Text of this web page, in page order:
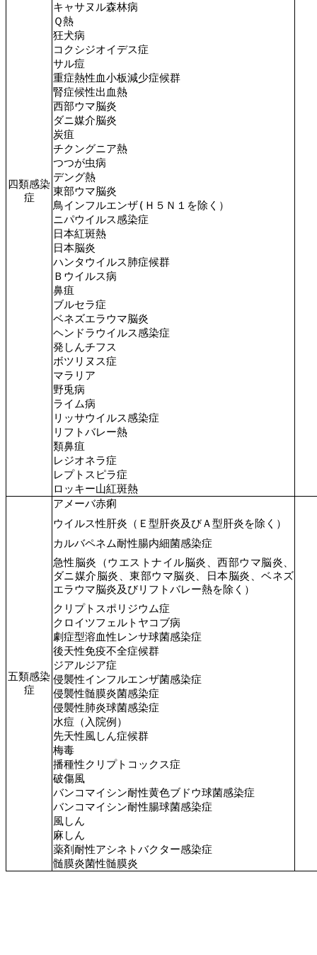
四類感染
症
キャサヌル森林病
Ｑ熱
狂犬病
コクシジオイデス症
サル痘
重症熱性血小板減少症候群
腎症候性出血熱
西部ウマ脳炎
ダニ媒介脳炎
炭疽
チクングニア熱
つつが虫病
デング熱
東部ウマ脳炎
鳥インフルエンザ(Ｈ５Ｎ１を除く）
ニパウイルス感染症
日本紅斑熱
日本脳炎
ハンタウイルス肺症候群
Ｂウイルス病
鼻疽
ブルセラ症
ベネズエラウマ脳炎
ヘンドラウイルス感染症
発しんチフス
ボツリヌス症
マラリア
野兎病
ライム病
リッサウイルス感染症
リフトバレー熱
類鼻疽
レジオネラ症
レプトスピラ症
ロッキー山紅斑熱
五類感染
症
アメーバ赤痢
ウイルス性肝炎（Ｅ型肝炎及びＡ型肝炎を除く）
カルバペネム耐性腸内細菌感染症
急性脳炎（ウエストナイル脳炎、西部ウマ脳炎、
ダニ媒介脳炎、東部ウマ脳炎、日本脳炎、ベネズ
エラウマ脳炎及びリフトバレー熱を除く）
クリプトスポリジウム症
クロイツフェルトヤコブ病
劇症型溶血性レンサ球菌感染症
後天性免疫不全症候群
ジアルジア症
侵襲性インフルエンザ菌感染症
侵襲性髄膜炎菌感染症
侵襲性肺炎球菌感染症
水痘（入院例）
先天性風しん症候群
梅毒
播種性クリプトコックス症
破傷風
バンコマイシン耐性黄色ブドウ球菌感染症
バンコマイシン耐性腸球菌感染症
風しん
麻しん
薬剤耐性アシネトバクター感染症
髄膜炎菌性髄膜炎